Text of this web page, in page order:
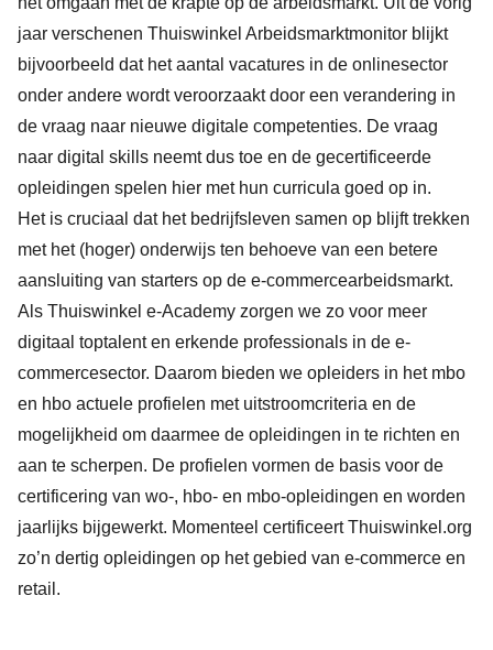
jaar verschenen Thuiswinkel Arbeidsmarktmonitor blijkt
bijvoorbeeld dat het aantal vacatures in de onlinesector
onder andere wordt veroorzaakt door een verandering in
de vraag naar nieuwe digitale competenties. De vraag
naar digital skills neemt dus toe en de gecertificeerde
opleidingen spelen hier met hun curricula goed op in.
Het is cruciaal dat het bedrijfsleven samen op blijft trekken
met het (hoger) onderwijs ten behoeve van een betere
aansluiting van starters op de e-commercearbeidsmarkt.
Als Thuiswinkel e-Academy zorgen we zo voor meer
digitaal toptalent en erkende professionals in de e-
commercesector. Daarom bieden we opleiders in het mbo
en hbo actuele profielen met uitstroomcriteria en de
mogelijkheid om daarmee de opleidingen in te richten en
aan te scherpen. De profielen vormen de basis voor de
certificering van wo-, hbo- en mbo-opleidingen en worden
jaarlijks bijgewerkt. Momenteel certificeert Thuiswinkel.org
zo’n dertig opleidingen op het gebied van e-commerce en
retail.